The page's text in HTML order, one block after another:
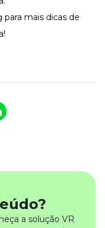
para mais dicas de
a solução VR